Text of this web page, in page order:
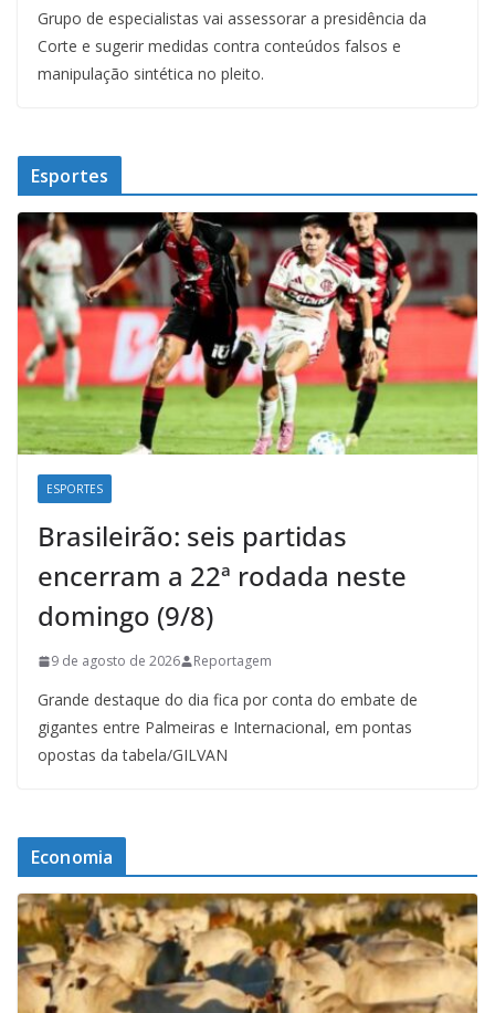
Grupo de especialistas vai assessorar a presidência da
Corte e sugerir medidas contra conteúdos falsos e
manipulação sintética no pleito.
Esportes
ESPORTES
Brasileirão: seis partidas
encerram a 22ª rodada neste
domingo (9/8)
9 de agosto de 2026 Reportagem
Grande destaque do dia fica por conta do embate de
gigantes entre Palmeiras e Internacional, em pontas
opostas da tabela/GILVAN
Economia